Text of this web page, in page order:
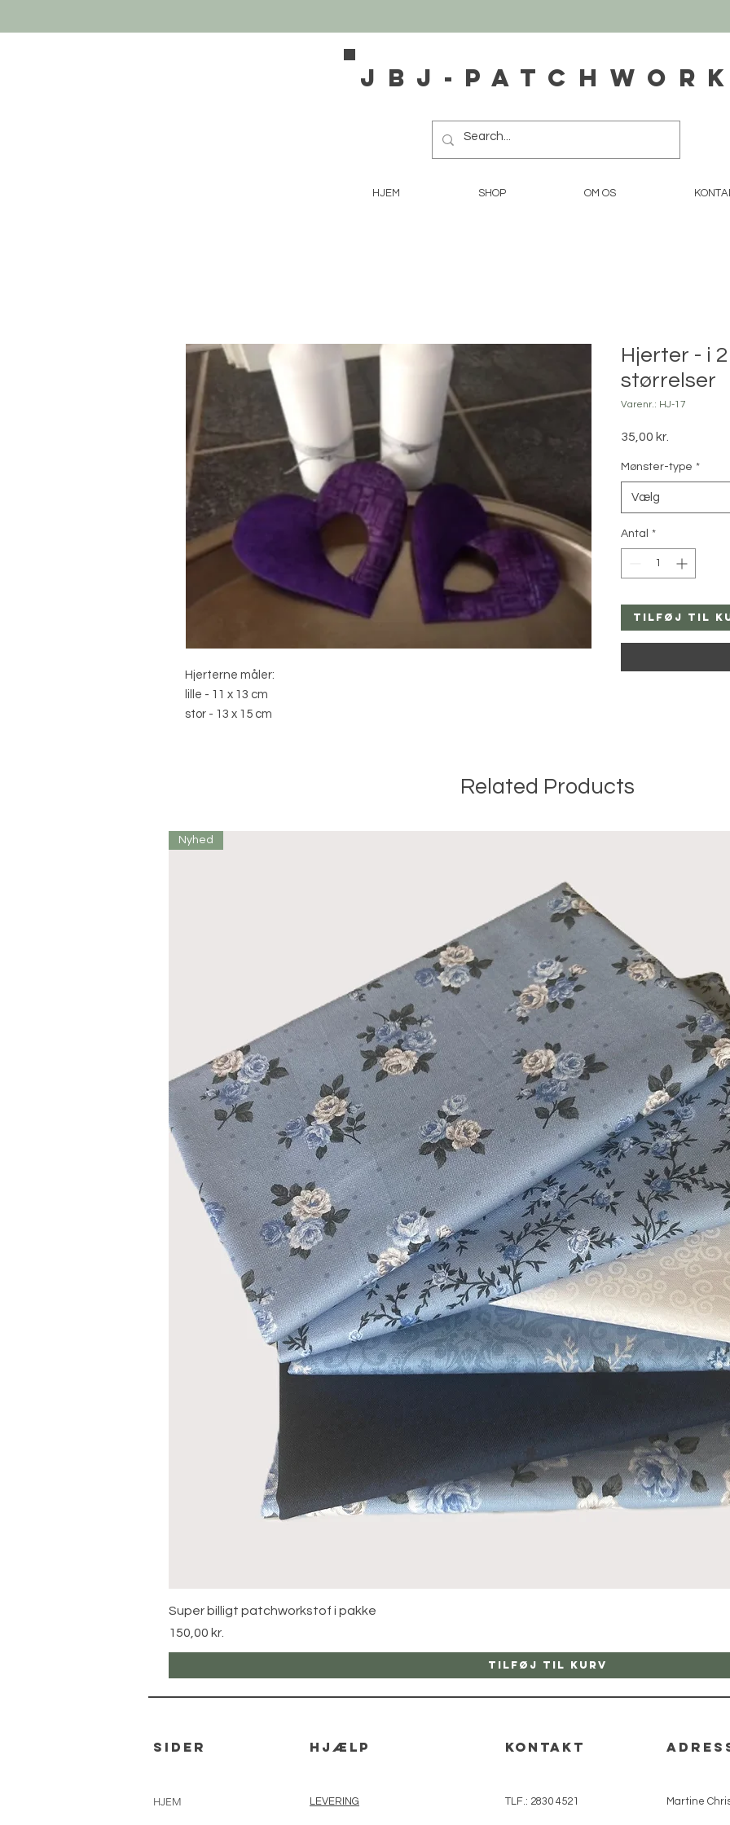
JBJ-Patchwork
HJEM SHOP OM OS
Hjerterne måler:
lille - 11 x 13 cm
stor - 13 x 15 cm
Hjerter - i
størrelser
Varenr.: HJ-17
35,00 kr.
Mønster-type *
Vælg
Antal *
Tilføj til
Related Products
Nyhed
Super billigt patchworkstof i pakke
Pris
150,00 kr.
Tilføj til kurv
sider
HJEM
hjælp
LEVERING
kontakt
TLF.: 2830 4521 Martine